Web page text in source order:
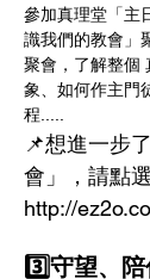
參加真理堂「主
識我們的教會」
聚會，了解整個
象、如何作主門
程.....
📌想進一步
會」，請點
http://
3️⃣守望、